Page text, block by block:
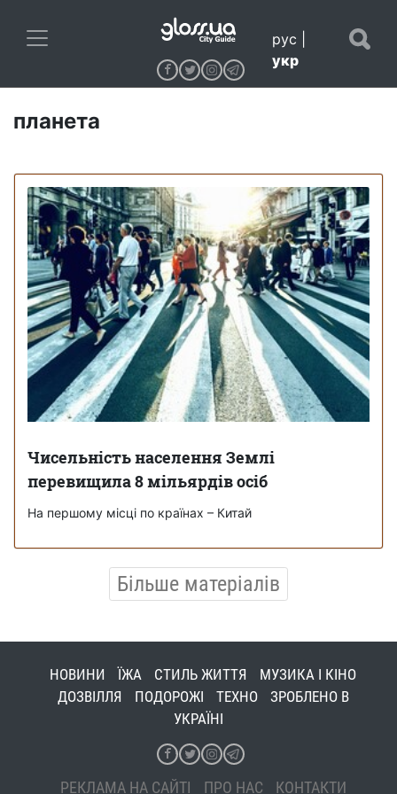
рус
укр
планета
Чисельність населення Землі
перевищила 8 мільярдів осіб
На першому місці по країнах – Китай
Більше матеріалів
НОВИНИ ЇЖА СТИЛЬ ЖИТТЯ
МУЗИКА І КІНО
ДОЗВІЛЛЯ
ПОДОРОЖІ ТЕХНО
ЗРОБЛЕНО В
УКРАЇНІ
РЕКЛАМА НА САЙТІ ПРО НАС КОНТАКТИ